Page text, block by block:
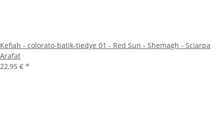
Kefiah - colorato-batik-tiedye 01 - Red Sun - Shemagh - Sciarpa
Arafat
22,95 € *